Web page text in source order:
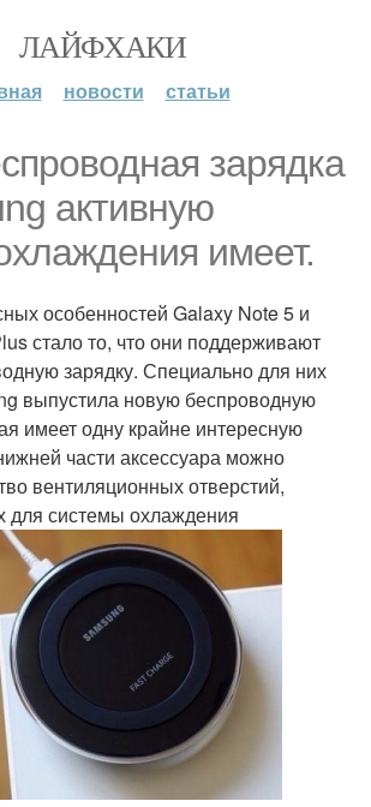
ЛАЙФХАКИ
новости статьи
зарядка
активную
имеет.
особенностей Galaxy Note 5 и
стало то, что они поддерживают
зарядку. Специально для них
выпустила новую беспроводную
имеет одну крайне интересную
части аксессуара можно
вентиляционных отверстий,
для системы охлаждения